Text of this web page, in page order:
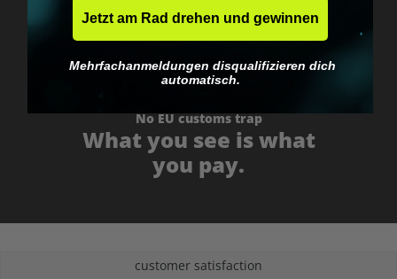
No EU customs trap
What you see is what
you pay.
customer satisfaction
Jetzt am Rad drehen und gewinnen
Mehrfachanmeldungen disqualifizieren dich
automatisch.